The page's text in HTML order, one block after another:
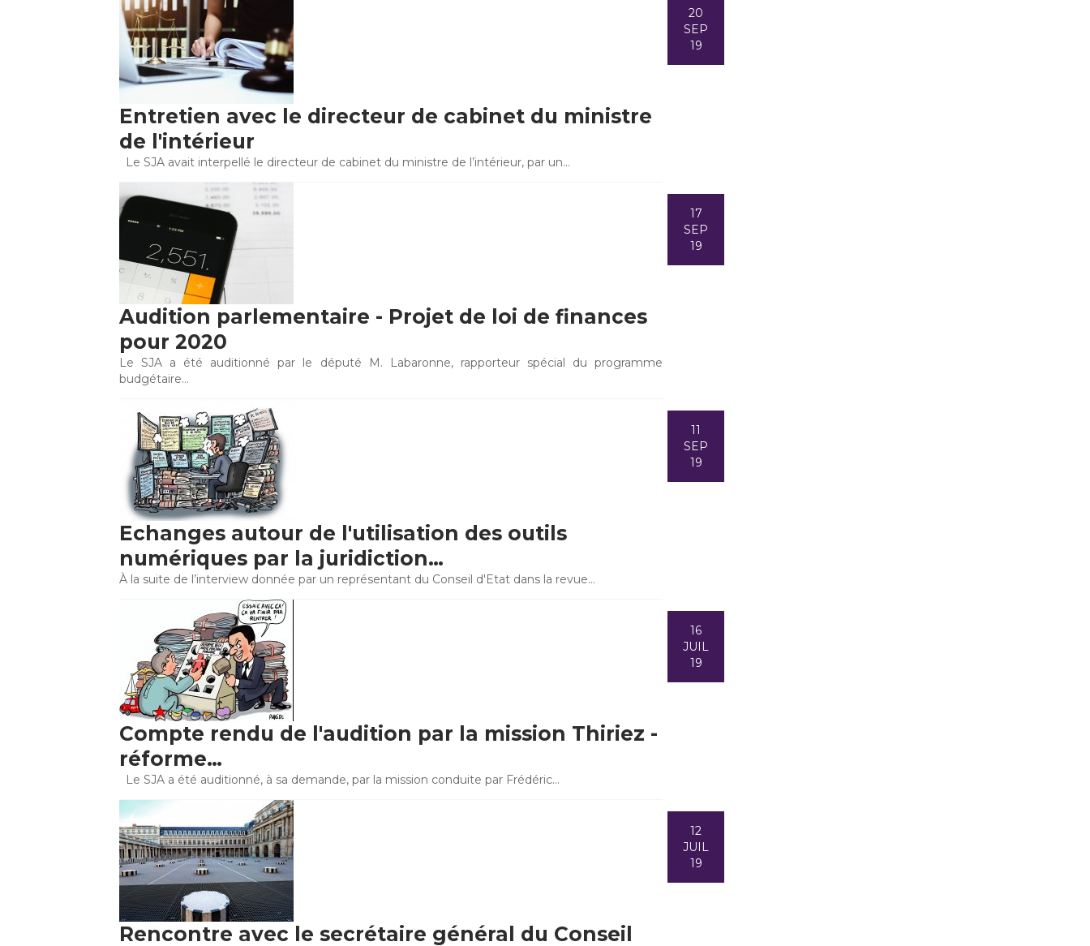
20
SEP
19
Entretien avec le directeur de cabinet du ministre
de l'intérieur
Le SJA avait interpellé le directeur de cabinet du ministre de l’intérieur, par un…
17
SEP
19
Audition parlementaire - Projet de loi de finances
pour 2020
Le SJA a été auditionné par le député M. Labaronne, rapporteur spécial du programme
budgétaire…
11
SEP
19
Echanges autour de l'utilisation des outils
numériques par la juridiction…
À la suite de l’interview donnée par un représentant du Conseil d'Etat dans la revue…
16
JUIL
19
Compte rendu de l'audition par la mission Thiriez -
réforme…
Le SJA a été auditionné, à sa demande, par la mission conduite par Frédéric…
12
JUIL
19
Rencontre avec le secrétaire général du Conseil